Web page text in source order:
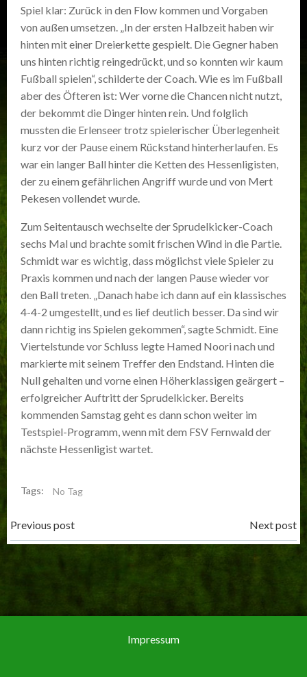
Spiel klar: Zurück in den Flow kommen und Vorgaben
von außen umsetzen. „In der ersten Halbzeit haben wir
hinten mit einer Dreierkette gespielt. Die Gegner haben
uns hinten richtig reingedrückt, und so konnten wir kaum
Fußball spielen“, schilderte der Coach. Wie es im Fußball
aber des Öfteren ist: Wer vorne die Chancen nicht nutzt,
der bekommt die Dinger hinten rein. Und folglich
mussten die Erlenseer trotz spielerischer Überlegenheit
kurz vor der Pause einem Rückstand hinterherlaufen. Es
war ein langer Ball hinter die Ketten des Hessenligisten,
der zu einem gefährlichen Angriff wurde und von Mert
Pekesen vollendet wurde.
Zum Seitentausch wechselte der Sprudelkicker-Coach
sechs Mal und brachte somit frischen Wind in die Partie.
Schmidt war es wichtig, dass möglichst viele Spieler zu
Praxis kommen und nach der langen Pause wieder vor
den Ball treten. „Danach habe ich dann auf ein klassisches
4-4-2 umgestellt, und es lief deutlich besser. Da sind wir
dann richtig ins Spielen gekommen“, sagte Schmidt. Eine
Viertelstunde vor Schluss legte Hamed Noori nach und
markierte mit seinem Treffer den Endstand. Hinten die
Null gehalten und vorne einen Höherklassigen geärgert –
erfolgreicher Auftritt der Sprudelkicker. Bereits
kommenden Samstag geht es dann schon weiter im
Testspiel-Programm, wenn mit dem FSV Fernwald der
nächste Hessenligist wartet.
Tags: No Tag
Post
navigation
Previous post
navigation
Next post
Impressum